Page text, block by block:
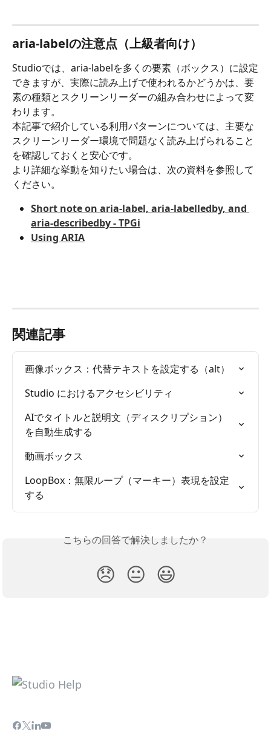
aria-labelの注意点（上級者向け）
Studioでは、aria-labelを多くの要素（ボックス）に設定
できますが、実際に読み上げで使われるかどうかは、要
素の種類とスクリーンリーダーの組み合わせによって変
わります。
本記事で紹介している利用パターンについては、主要な
スクリーンリーダー環境で問題なく読み上げられること
を確認しておくと安心です。
より詳細な挙動を知りたい場合は、次の資料を参照して
ください。
Short note on aria-label, aria-labelledby, and
aria-describedby - TPGi
Using ARIA
関連記事
画像ボックス：代替テキストを設定する（alt）
Studio におけるアクセシビリティ
AIでタイトルと説明文（ディスクリプション）
を自動生成する
動画ボックス
LoopBox：無限ループ（マーキー）表現を設定
する
こちらの回答で解決しましたか？
😞 😐 😃